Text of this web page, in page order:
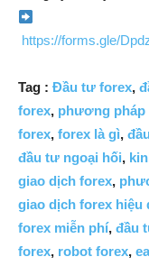
https://forms.gle/
Tag : Đầu tư forex,
forex, phương pháp
forex, forex là gì,
đầu tư ngoại hối,
giao dịch forex,
giao dịch forex hiệu
forex miễn phí, đầu
forex, robot forex,